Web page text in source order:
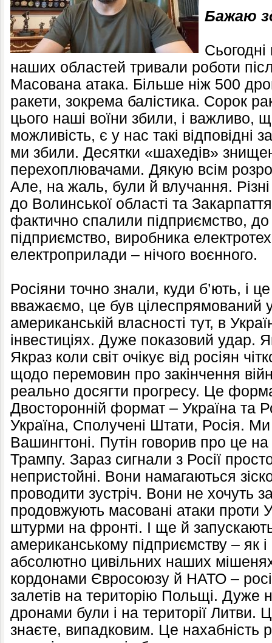
Бажаю
наших областей тривали роботи
Масована атака. Більше ніж 500
ракети, зокрема балістика. Сорок
цього наші воїни збили, і важливо,
можливість, є у нас такі відповідні
ми збили. Десятки «шахедів»
перехоплювачами. Дякую всім
Але, на жаль, були й влучання.
до Волинської області та
фактично спалили підприємство, до
підприємство, виробника
електроприлади – нічого воєнного.
Росіяни точно знали, куди б’ють, і
вважаємо, це був цілеспрямований
американській власності тут, в
інвестиціях. Дуже показовий удар.
Якраз коли світ очікує від росіян
щодо перемовин про закінчення
реально досягти прогресу. Це
Двосторонній формат – Україна та
Україна, Сполучені Штати, Росія.
Вашингтоні. Путін говорив про це
Трампу. Зараз сигнали з Росії
непристойні. Вони намагаються
проводити зустріч. Вони не хочуть
продовжують масовані атаки проти
штурми на фронті. І ще й
американському підприємству – як
абсолютно цивільних наших
кордонами Євросоюзу й НАТО –
залетів на територію Польщі. Дуже
дронами були і на території Литви.
знаєте, випадковим. Це нахабність